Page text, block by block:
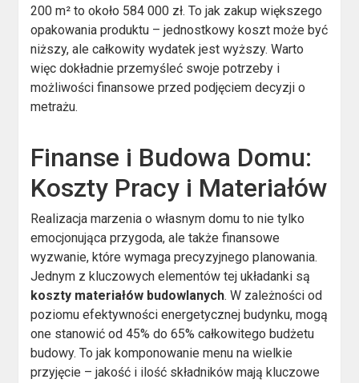
200 m² to około 584 000 zł. To jak zakup większego
opakowania produktu – jednostkowy koszt może być
niższy, ale całkowity wydatek jest wyższy. Warto
więc dokładnie przemyśleć swoje potrzeby i
możliwości finansowe przed podjęciem decyzji o
metrażu.
Finanse i Budowa Domu:
Koszty Pracy i Materiałów
Realizacja marzenia o własnym domu to nie tylko
emocjonująca przygoda, ale także finansowe
wyzwanie, które wymaga precyzyjnego planowania.
Jednym z kluczowych elementów tej układanki są
koszty materiałów budowlanych. W zależności od
poziomu efektywności energetycznej budynku, mogą
one stanowić od 45% do 65% całkowitego budżetu
budowy. To jak komponowanie menu na wielkie
przyjęcie – jakość i ilość składników mają kluczowe